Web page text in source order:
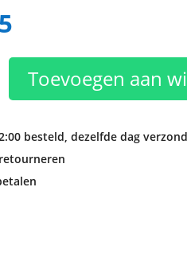
Toevoegen aan
besteld, dezelfde dag